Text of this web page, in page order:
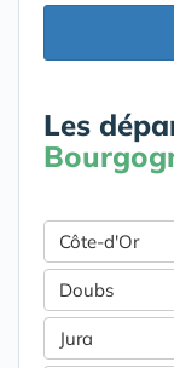
Les
Côte-d'Or
Doubs
Jura